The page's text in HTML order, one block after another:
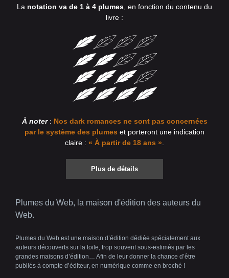
La notation va de 1 à 4 plumes , en fonction du contenu du
livre :
À noter: Nos dark romances ne sont pas concernées
par le système des plumes et porteront une indication
claire : « À partir de 18 ans »
Plus de détails
Plumes du Web, la maison d'édition des auteurs du
Web.
Plumes du Web est une maison d’édition dédiée spécialement aux
auteurs découverts sur la toile, trop souvent sous-estimés par les
grandes maisons d’édition… Afin de leur donner la chance d’être
publiés à compte d’éditeur, en numérique comme en broché !